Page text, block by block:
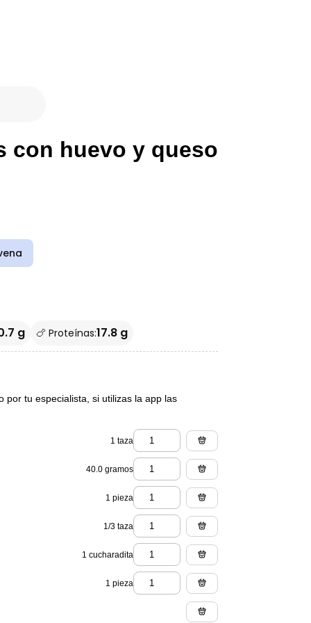
con huevo y queso
g 🍗 Proteínas:17.8 g
por tu especialista, si utilizas la app las
1 taza
40.0 gramos
1 pieza
1/3 taza
1 cucharadita
1 pieza